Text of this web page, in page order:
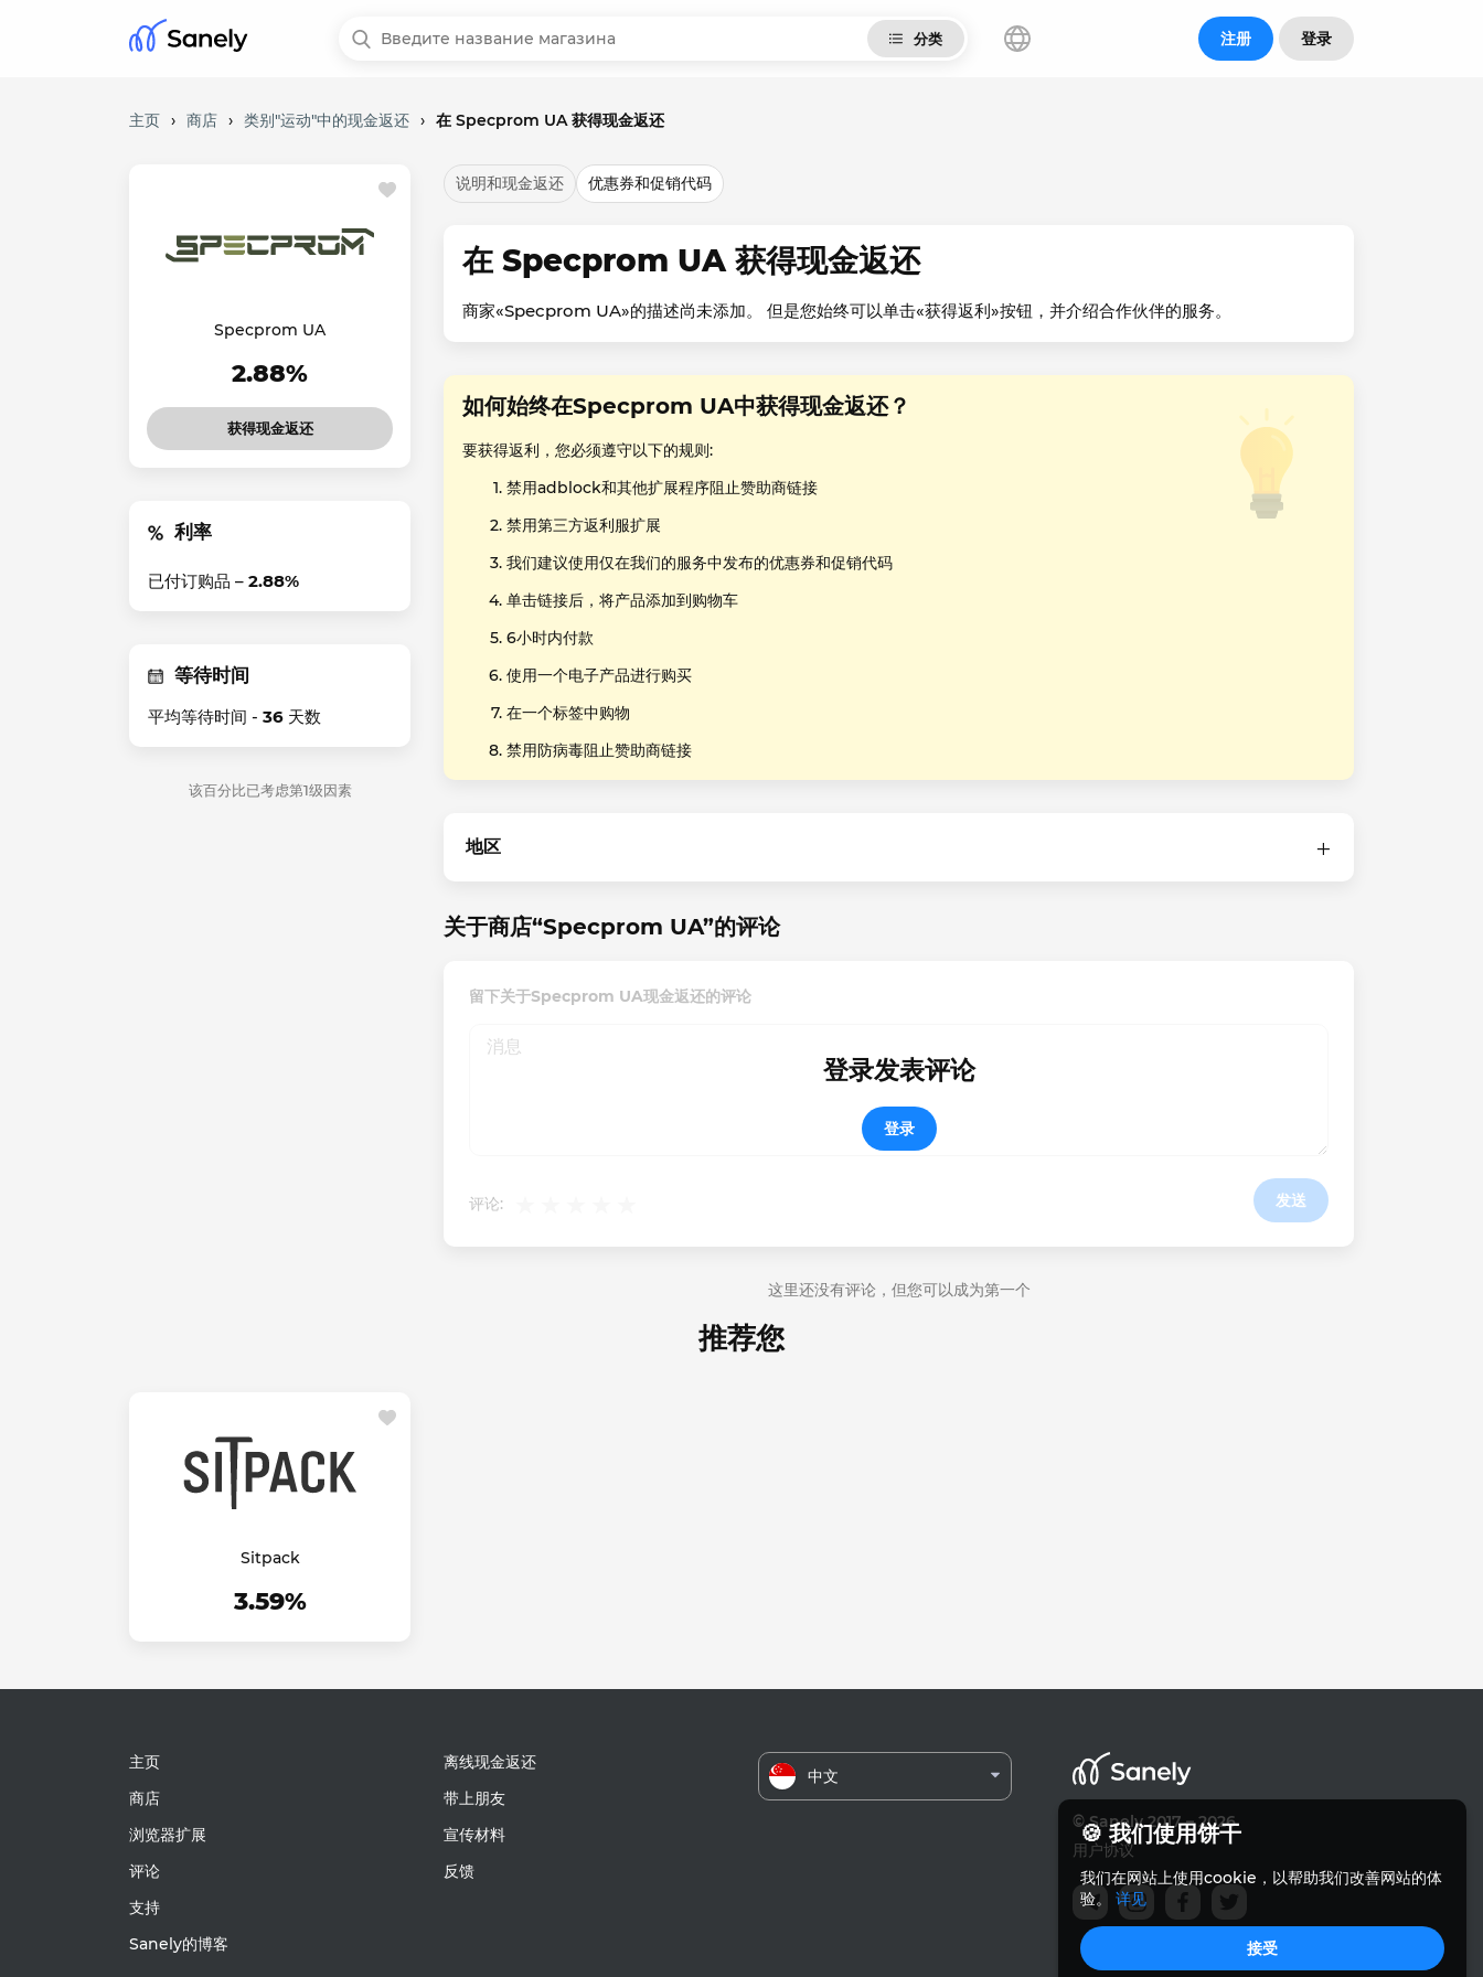
分类 注册 登录
主页 › 商店 › 类别"运动"中的现金返还 › 在 Specprom UA 获得现金返还
Specprom UA
2.88%
获得现金返还
利率
已付订购品 – 2.88%
等待时间
平均等待时间 - 36 天数
该百分比已考虑第1级因素
说明和现金返还 优惠券和促销代码
在 Specprom UA 获得现金返还
商家«Specprom UA»的描述尚未添加。 但是您始终可以单击«获得返利»按钮，并介绍合作伙伴的服务。
如何始终在Specprom UA中获得现金返还？
要获得返利，您必须遵守以下的规则:
禁用adblock和其他扩展程序阻止赞助商链接
禁用第三方返利服扩展
我们建议使用仅在我们的服务中发布的优惠券和促销代码
单击链接后，将产品添加到购物车
6小时内付款
使用一个电子产品进行购买
在一个标签中购物
禁用防病毒阻止赞助商链接
地区
关于商店“Specprom UA”的评论
留下关于Specprom UA现金返还的评论
评论: 发送
登录发表评论
登录
这里还没有评论，但您可以成为第一个
推荐您
Sitpack
3.59%
主页
商店
浏览器扩展
评论
支持
Sanely的博客
离线现金返还
带上朋友
宣传材料
反馈
中文
© Sanely 2017 – 2026
用户协议
🍪 我们使用饼干
我们在网站上使用cookie，以帮助我们改善网站的体
验。 详见
接受